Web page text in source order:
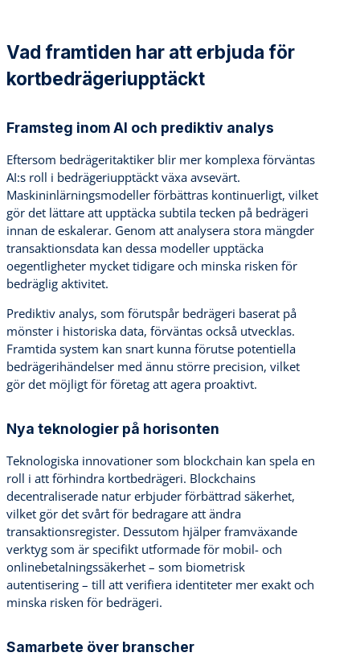
Vad framtiden har att erbjuda för
kortbedrägeriupptäckt
Framsteg inom AI och prediktiv analys
Eftersom bedrägeritaktiker blir mer komplexa förväntas
AI:s roll i bedrägeriupptäckt växa avsevärt.
Maskininlärningsmodeller förbättras kontinuerligt, vilket
gör det lättare att upptäcka subtila tecken på bedrägeri
innan de eskalerar. Genom att analysera stora mängder
transaktionsdata kan dessa modeller upptäcka
oegentligheter mycket tidigare och minska risken för
bedräglig aktivitet.
Prediktiv analys, som förutspår bedrägeri baserat på
mönster i historiska data, förväntas också utvecklas.
Framtida system kan snart kunna förutse potentiella
bedrägerihändelser med ännu större precision, vilket
gör det möjligt för företag att agera proaktivt.
Nya teknologier på horisonten
Teknologiska innovationer som blockchain kan spela en
roll i att förhindra kortbedrägeri. Blockchains
decentraliserade natur erbjuder förbättrad säkerhet,
vilket gör det svårt för bedragare att ändra
transaktionsregister. Dessutom hjälper framväxande
verktyg som är specifikt utformade för mobil- och
onlinebetalningssäkerhet – som biometrisk
autentisering – till att verifiera identiteter mer exakt och
minska risken för bedrägeri.
Samarbete över branscher